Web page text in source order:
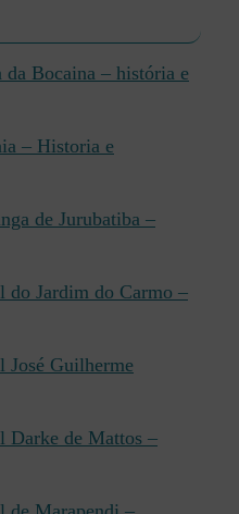
da Bocaina – história e
– Historia e
de Jurubatiba –
do Jardim do Carmo –
José Guilherme
Darke de Mattos –